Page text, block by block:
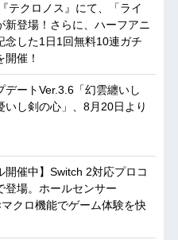
テクロノス』にて、「ライ
新登場！さらに、ハーフアニ
念した1日1回無料10連ガチ
開催！
デートVer.3.6「幻雲纏いし
いし剣の心」、8月20日より
開催中】Switch 2対応プロコ
登場。ホールセンサー
クロ機能でゲーム体験を快